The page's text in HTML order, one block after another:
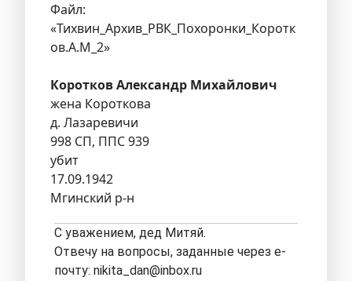
Файл:
«Тихвин_Архив_РВК_Похоронки_Коротк
ов.А.М_2»
Коротков Александр Михайлович
жена Короткова
д. Лазаревичи
998 СП, ППС 939
убит
17.09.1942
Мгинский р-н
С уважением, дед Митяй.
Отвечу на вопросы, заданные через е-
почту: nikita_dan@inbox.ru